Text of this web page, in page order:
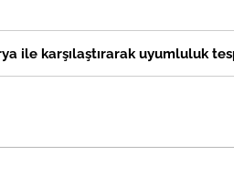
ile karşılaştırarak uyumluluk